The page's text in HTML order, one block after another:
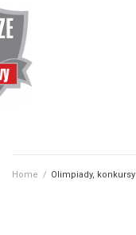
Home / Olimpiady, konkursy